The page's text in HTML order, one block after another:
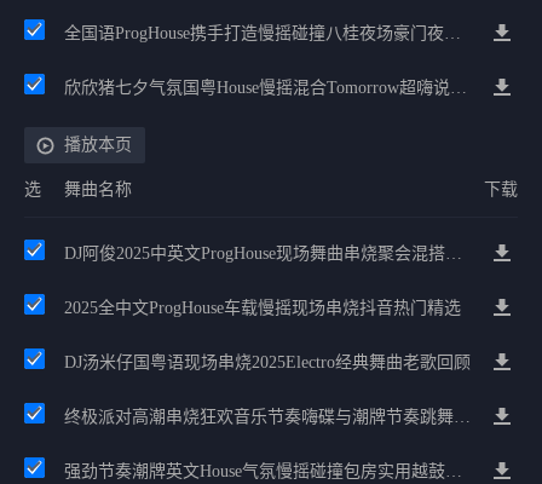
全国语ProgHouse携手打造慢摇碰撞八桂夜场豪门夜宴气氛小串
欣欣猪七夕气氛国粤House慢摇混合Tomorrow超嗨说唱英文House气氛
播放本页
选 舞曲名称 下载
DJ阿俊2025中英文ProgHouse现场舞曲串烧聚会混搭高能嗨碟
2025全中文ProgHouse车载慢摇现场串烧抖音热门精选
DJ汤米仔国粤语现场串烧2025Electro经典舞曲老歌回顾
终极派对高潮串烧狂欢音乐节奏嗨碟与潮牌节奏跳舞专用串烧
强劲节奏潮牌英文House气氛慢摇碰撞包房实用越鼓迷幻河池2025大碟